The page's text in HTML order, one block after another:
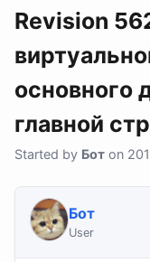
Revision
основного
главной стр
Started by Бот on
Бот
User